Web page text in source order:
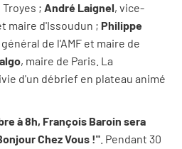
Troyes ; André Laignel, vice-
maire d'Issoudun ; Philippe
de l'AMF et maire de
, maire de Paris. La
d'un débrief en plateau animé
à 8h, François Baroin sera
Chez Vous !" . Pendant 30